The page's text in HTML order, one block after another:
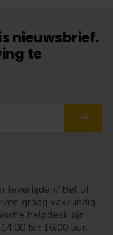
levertijden? Bel of
graag vakkundig
helpdesk zijn:
tot 16:00 uur.
nieuwsbrief.
te